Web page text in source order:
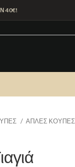
40€!
ΑΠΛΕΣ ΚΟΥΠΕΣ